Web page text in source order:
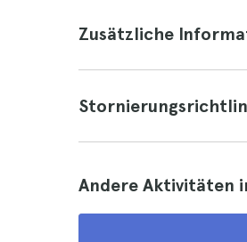
Zusätzliche
Andere Aktivitäten